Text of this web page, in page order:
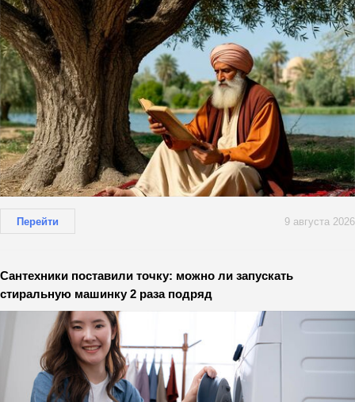
Перейти 9 августа 2026
Сантехники поставили точку: можно ли запускать
стиральную машинку 2 раза подряд